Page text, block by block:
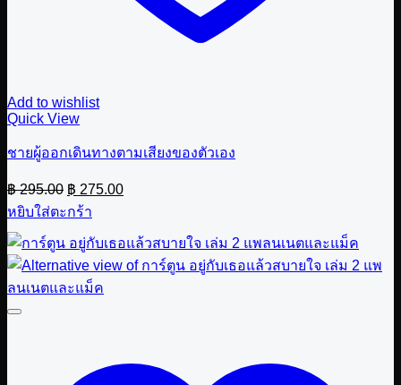
Add to wishlist
Quick View
ชายผู้ออกเดินทางตามเสียงของตัวเอง
฿295.00 Original
price
was:
฿ 295.00.
฿ 275.00Current
price
฿ 275.00.
หยิบใส่ตะกร้า